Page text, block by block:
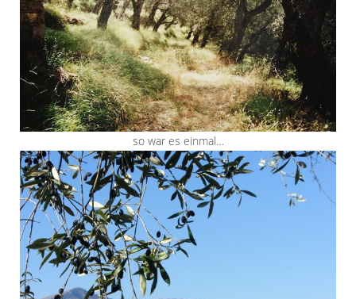
so war es einmal…